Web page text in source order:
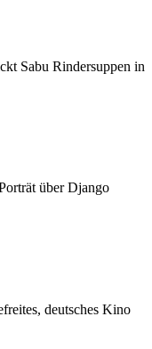
Sabu Rindersuppen in
über Django
deutsches Kino